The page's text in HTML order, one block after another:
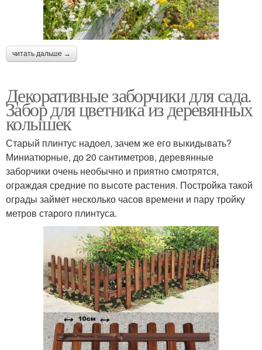
читать дальше →
Декоративные заборчики для сада.
Забор для цветника из деревянных
колышек
Старый плинтус надоел, зачем же его выкидывать?
Миниатюрные, до 20 сантиметров, деревянные
заборчики очень необычно и приятно смотрятся,
ограждая средние по высоте растения. Постройка такой
ограды займет несколько часов времени и пару тройку
метров старого плинтуса.